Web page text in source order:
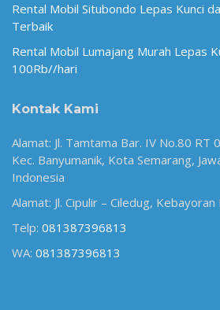
Rental Mobil Situbondo Lepas Kunci
Terbaik
Rental Mobil Lumajang Murah Lepas
100Rb//hari
Kontak Kami
Alamat: Jl. Tamtama Bar. IV No.80 RT
Kec. Banyumanik, Kota Semarang,
Indonesia
Alamat: Jl. Cipulir – Ciledug,
Telp: 081387396813
WA: 081387396813